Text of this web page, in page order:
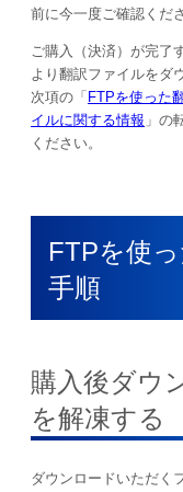
前に今一度ご確認くだ
ご購入（決済）が完了
より翻訳ファイルをダ
次項の「 FTPを使った
イルに関する情報 」の
ください。
FTPを使
手順
購入後ダウ
を解凍する
ダウンロードいただく